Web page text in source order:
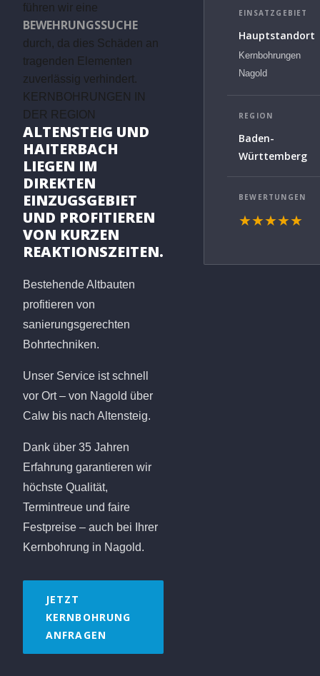
führen wir eine
BEWEHRUNGSSUCHE
durch, da dies Schäden an
tragenden Elementen
zuverlässig verhindert.
KERNBOHRUNGEN IN
DER REGION
ALTENSTEIG UND
HAITERBACH
LIEGEN IM
DIREKTEN
EINZUGSGEBIET
UND PROFITIEREN
VON KURZEN
REAKTIONSZEITEN.
Bestehende Altbauten
profitieren von
sanierungsgerechten
Bohrtechniken.
Unser Service ist schnell
vor Ort – von Nagold über
Calw bis nach Altensteig.
Dank über 35 Jahren
Erfahrung garantieren wir
höchste Qualität,
Termintreue und faire
Festpreise – auch bei Ihrer
Kernbohrung in Nagold.
JETZT
KERNBOHRUNG
ANFRAGEN
EINSATZGEBIET
Hauptstandort
Kernbohrungen
Nagold
REGION
Baden-
Württemberg
BEWERTUNGEN
★★★★★